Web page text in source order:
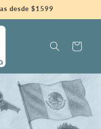
desde $1599
Carrito